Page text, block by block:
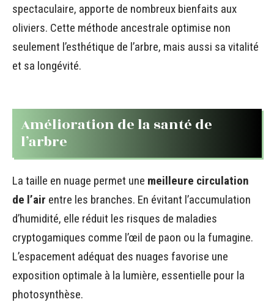
spectaculaire, apporte de nombreux bienfaits aux
oliviers. Cette méthode ancestrale optimise non
seulement l’esthétique de l’arbre, mais aussi sa vitalité
et sa longévité.
Amélioration de la santé de
l’arbre
La taille en nuage permet une meilleure circulation
de l’air entre les branches. En évitant l’accumulation
d’humidité, elle réduit les risques de maladies
cryptogamiques comme l’œil de paon ou la fumagine.
L’espacement adéquat des nuages favorise une
exposition optimale à la lumière, essentielle pour la
photosynthèse.